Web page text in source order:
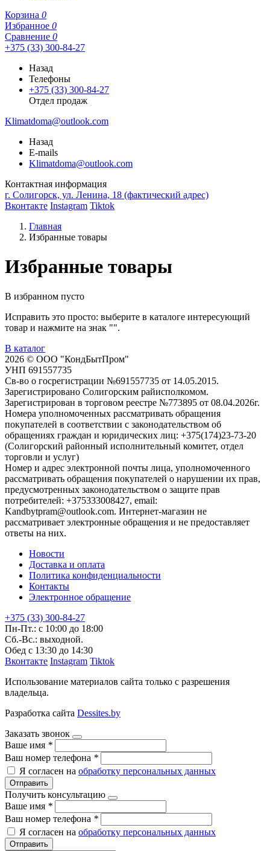
Корзина 0
Избранное 0
Сравнение 0
+375 (33) 300-84-27
Назад
Телефоны
+375 (33) 300-84-27
Отдел продаж
Klimatdoma@outlook.com
Назад
E-mails
Klimatdoma@outlook.com
Контактная информация
г. Солигорск, ул. Ленина, 18 (фактический адрес)
Вконтакте Instagram Tiktok
Главная
Избранные товары
Избранные товары
В избранном пусто
Исправить это просто: выберите в каталоге интересующий
товар и нажмите на знак "".
В каталог
2026 © ООО "КондБытПром"
УНП 691557735
Св-во о госрегистрации №691557735 от 14.05.2015.
Зарегистрировано Солигорским райисполкомом.
Зарегистрирован в торговом реестре №773895 от 08.04.2026г.
Номера уполномоченных рассматривать обращения
покупателей в соответствии с законодательством об
обращениях граждан и юридических лиц: +375(174)23-73-20
(Солигорский районный исполнительный комитет, отдел
торговли и услуг)
Номер и адрес электронной почты лица, уполномоченного
рассматривать обращения покупателей о нарушении их прав,
предусмотренных законодательством о защите прав
потребителей: +375333008427, email:
Kandbytpram@outlook.com. Интернет-магазин не
рассматривает электронные обращения и не предоставляет
ответы на них.
Новости
Доставка и оплата
Политика конфиденциальности
Контакты
Электронное обращение
+375 (33) 300-84-27
Пн-Пт.: с 10:00 до 18:00
Сб.-Вс.: выходной.
Обед с 13:30 до 14:30
Вконтакте Instagram Tiktok
Использование материалов сайта только с разрешения
владельца.
Разработка сайта Dessites.by
Заказать звонок
Ваше имя *
Ваш номер телефона *
Я согласен на обработку персональных данных
Отправить
Получить консультацию
Ваше имя *
Ваш номер телефона *
Я согласен на обработку персональных данных
Отправить